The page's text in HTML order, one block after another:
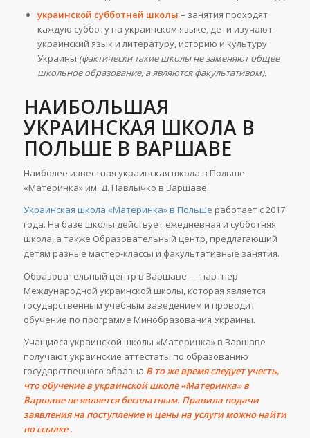
украинской субботней школы – занятия проходят
каждую субботу на украинском языке, дети изучают
украинский язык и литературу, историю и культуру
Украины (фактически такие школы не заменяют общее
школьное образование, а являются факультативом).
НАИБОЛЬШАЯ
УКРАИНСКАЯ ШКОЛА В
ПОЛЬШЕ В ВАРШАВЕ
Наиболее известная украинская школа в Польше
«Материнка» им. Д. Павлычко в Варшаве.
Украинская школа «Материнка» в Польше работает с 2017
года. На базе школы действует ежедневная и субботняя
школа, а также Образовательный центр, предлагающий
детям разные мастер-классы и факультативные занятия.
Образовательный центр в Варшаве — партнер
Международной украинской школы, которая является
государственным учебным заведением и проводит
обучение по программе Минобразования Украины.
Учащиеся украинской школы «Материнка» в Варшаве
получают украинские аттестаты по образованию
государственного образца.В то же время следует учесть,
что обучение в украинской школе «Материнка» в
Варшаве не является бесплатным. Правила подачи
заявления на поступление и цены на услуги можно найти
поссылке.